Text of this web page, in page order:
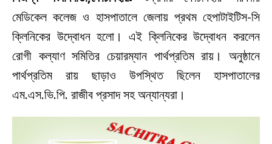
মেডিকেল কলেজ ও হাসপাতালে জেলায় প্রথম হেপাটাইটিস-সি
ক্লিনিকের উদ্বোধন হলো। এই ক্লিনিকের উদ্বোধন করলেন
রোগী কল্যাণ সমিতির চেয়ারম্যান পার্থপ্রতিম রায়। অনুষ্ঠানে
পার্থপ্রতিম রায় ছাড়াও উপস্থিত ছিলেন হাসপাতালের
এম.এস.ভি.পি. রাজীব প্রসাদ সহ অন্যান্যরা।